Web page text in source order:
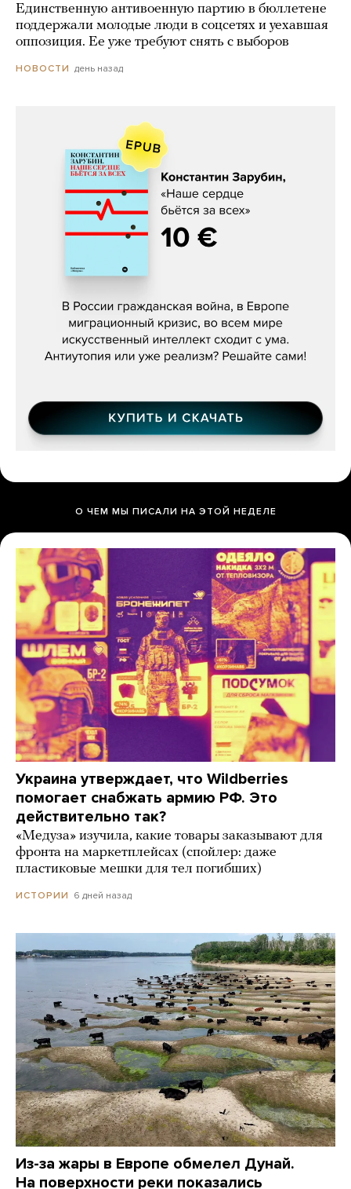
Единственную антивоенную партию в бюллетене
поддержали молодые люди в соцсетях и уехавшая
оппозиция. Ее уже требуют снять с выборов
НОВОСТИ день назад
Константин Зарубин, «Наше сердце
О ЧЕМ МЫ ПИСАЛИ НА ЭТОЙ НЕДЕЛЕ
Украина утверждает, что Wildberries
помогает снабжать армию РФ. Это
действительно так?
«Медуза» изучила, какие товары заказывают для
фронта на маркетплейсах (спойлер: даже
пластиковые мешки для тел погибших)
ИСТОРИИ 6 дней назад
Из-за жары в Европе обмелел Дунай.
На поверхности реки показались